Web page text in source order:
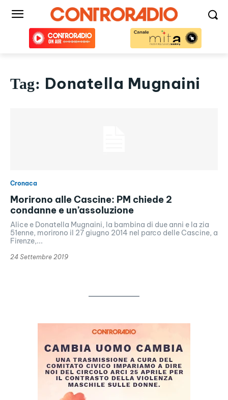
Tag: Donatella Mugnaini
Cronaca
Morirono alle Cascine: PM chiede 2
condanne e un’assoluzione
Alice e Donatella Mugnaini, la bambina di due anni e la zia
51enne, morirono il 27 giugno 2014 nel parco delle Cascine, a
Firenze,...
24 Settembre 2019